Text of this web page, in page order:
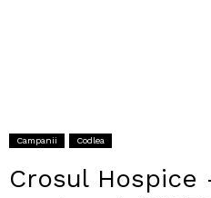
Campanii Codlea
Crosul Hospice